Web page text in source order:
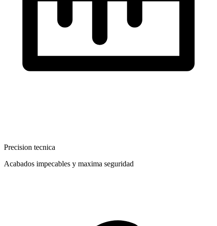
Precision tecnica
Acabados impecables y maxima seguridad